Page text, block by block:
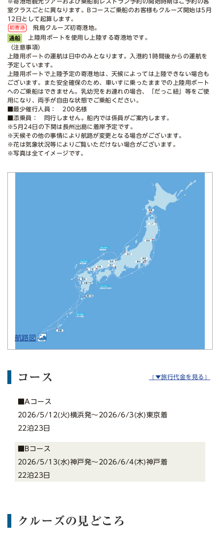
室クラスごとに異なります。Bコースご乗船のお客様もクルーズ開始は5月
12日として起算します。
飛鳥クルーズ初寄港地。
上陸用ボートを使用し上陸する寄港地です。
（注意事項）
上陸用ボートの運航は日中のみとなります。入港約1時間後からの運航を
予定しています。
上陸用ボートで上陸予定の寄港地は、天候によっては上陸できない場合も
ございます。また安全確保のため、車いすに乗ったままでの上陸用ボート
へのご乗船はできません。乳幼児をお連れの場合、「だっこ紐」等をご使
用になり、両手が自由な状態でご乗船ください。
■最少催行人員： 200名様
■添乗員： 同行しません。船内では係員がご案内します。
※5月24日の下関は長州出島に着岸予定です。
※天候その他の事情により航路が変更となる場合がございます。
※花は気象状況等によりご覧いただけない場合がございます。
※写真は全てイメージです。
航路図
コース ［▼旅行代金を見る］
■Aコース
2026/5/12(火)横浜発〜2026/6/3(水)東京着
22泊23日
■Bコース
2026/5/13(水)神戸発〜2026/6/4(木)神戸着
22泊23日
クルーズの見どころ